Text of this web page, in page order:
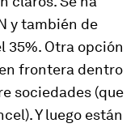
y también de
35%. Otra opción
frontera dentro
sociedades (que
Y luego están